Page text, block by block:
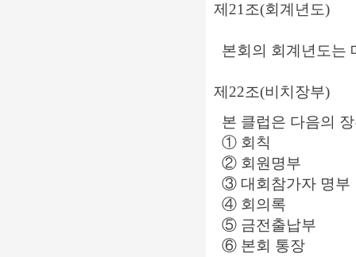
제21조(회계년도)
본회의 회계년도는
제22조(비치장부)
본 클럽은 다음의
① 회칙
② 회원명부
③ 대회참가자 명
④ 회의록
⑤ 금전출납부
⑥ 본회 통장